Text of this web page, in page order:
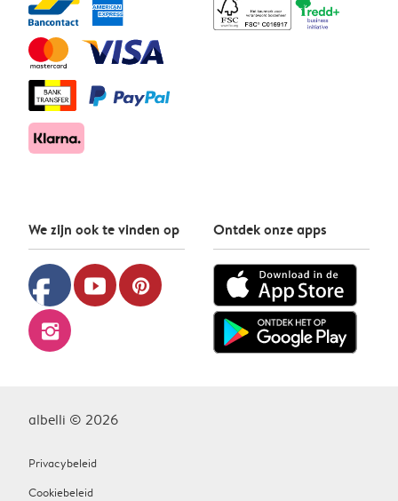
We zijn ook te vinden op
facebook youtube pinterest
instagram
Ontdek onze apps
albelli © 2026
Privacybeleid
Cookiebeleid